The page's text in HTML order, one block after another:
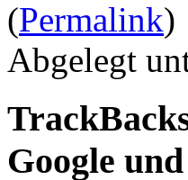
(Permalink)
Abgelegt
Google